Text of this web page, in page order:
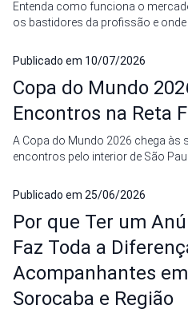
Entenda como funciona o
os bastidores da profissão e onde
Publicado em 10/07/2026
Copa do Mundo
Encontros na Reta
A Copa do Mundo 2026 chega às
encontros pelo interior de São
Publicado em 25/06/2026
Por que Ter um
Faz Toda a
Acompanhantes
Sorocaba e Região